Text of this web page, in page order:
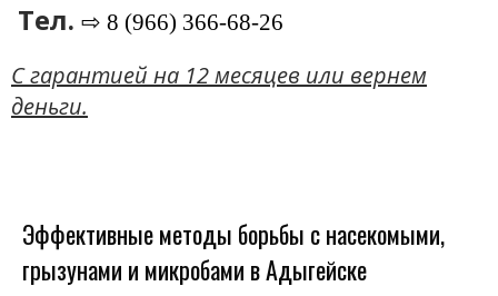
Тел. ⇨ 8 (966) 366-68-26
C гарантией на 12 месяцев или вернем
деньги.
Эффективные методы борьбы с насекомыми,
грызунами и микробами в Адыгейске